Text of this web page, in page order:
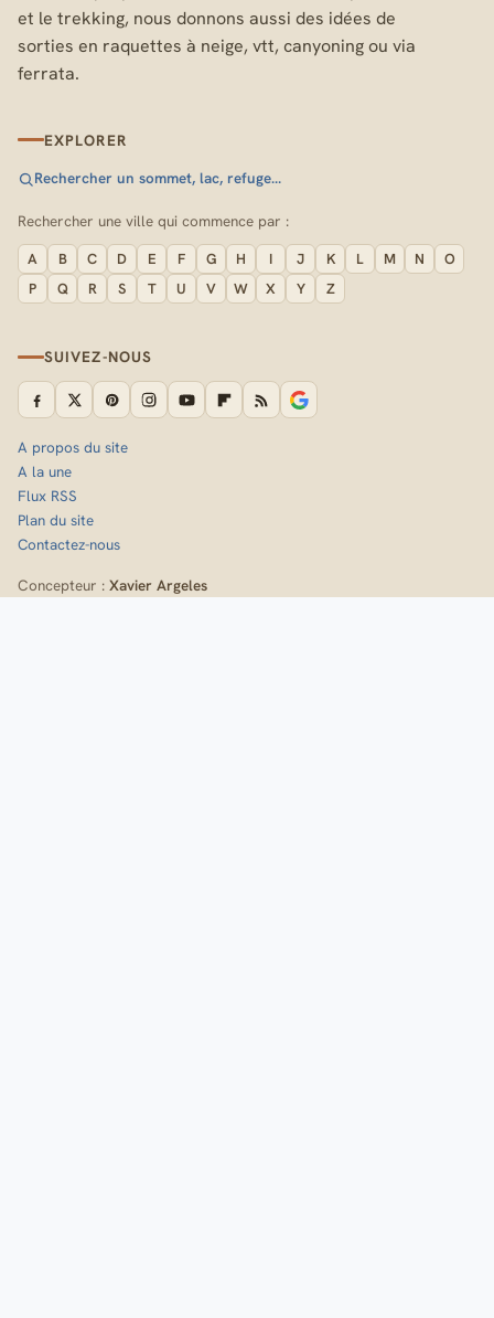
et le trekking, nous donnons aussi des idées de
sorties en raquettes à neige, vtt, canyoning ou via
ferrata.
EXPLORER
Rechercher un sommet, lac, refuge…
Rechercher une ville qui commence par :
A B C D E F G H I J K L M N
O
P
Q R S T U V W X Y Z
SUIVEZ-NOUS
A propos du site
A la une
Flux RSS
Plan du site
Contactez-nous
Concepteur : Xavier Argeles